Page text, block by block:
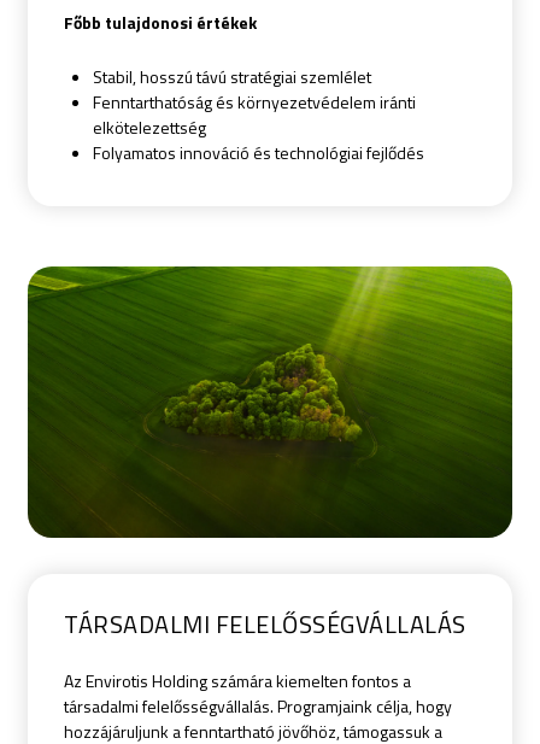
Főbb tulajdonosi értékek
Stabil, hosszú távú stratégiai szemlélet
Fenntarthatóság és környezetvédelem iránti
elkötelezettség
Folyamatos innováció és technológiai fejlődés
TÁRSADALMI FELELŐSSÉGVÁLLALÁS
Az Envirotis Holding számára kiemelten fontos a
társadalmi felelősségvállalás. Programjaink célja, hogy
hozzájáruljunk a fenntartható jövőhöz, támogassuk a